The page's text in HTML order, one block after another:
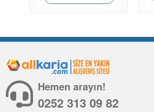
Hemen arayın!
0252 313 09 82